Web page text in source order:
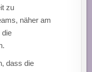
zu
näher am
die
dass die